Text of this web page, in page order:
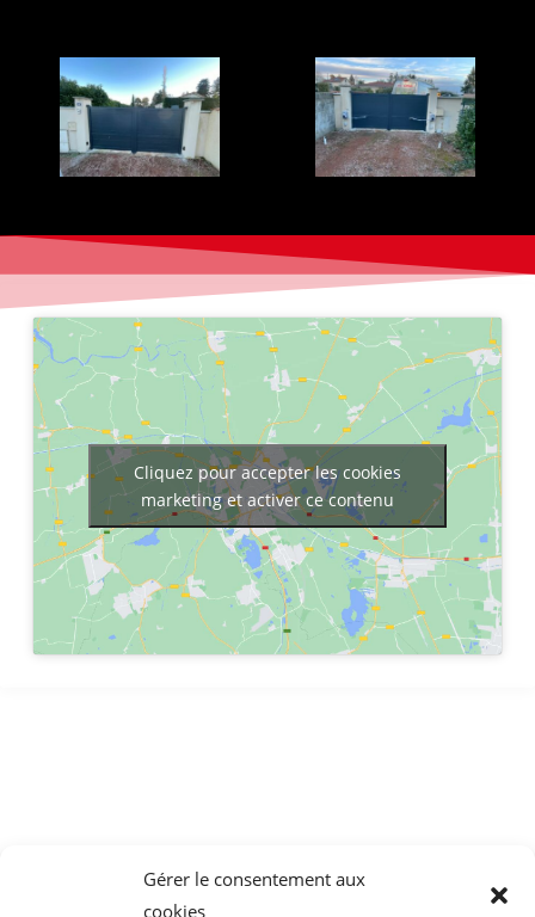
Gérer le consentement aux
cookies
Cliquez pour accepter les cookies
marketing et activer ce contenu